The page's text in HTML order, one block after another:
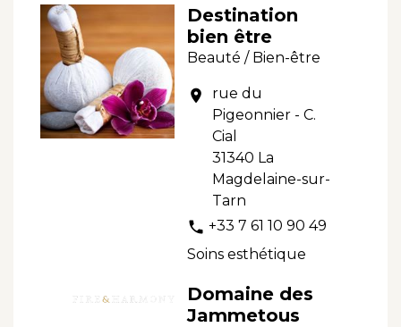
Destination
bien être
Beauté / Bien-être
location_on
rue du
Pigeonnier - C.
Cial
31340 La
Magdelaine-sur-
Tarn
phone +33 7 61 10 90 49
Soins esthétique
Domaine des
Jammetous